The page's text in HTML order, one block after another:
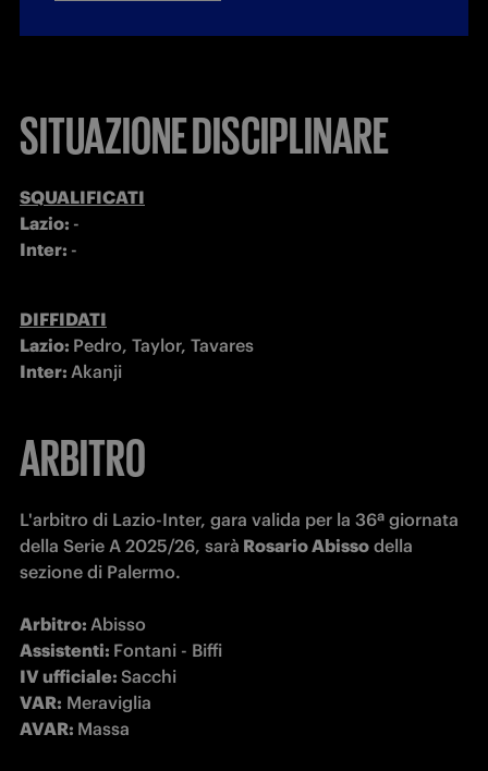
SITUAZIONE DISCIPLINARE
SQUALIFICATI
Lazio:
Inter: -
DIFFIDATI
Lazio: Pedro, Taylor, Tavares
Inter: Akanji
ARBITRO
L'arbitro di Lazio-Inter, gara valida per la 36ª giornata
della Serie A 2025/26, sarà Rosario Abisso della
sezione di Palermo.
Arbitro:
Assistenti:
IV ufficiale:
VAR:
AVAR: Massa